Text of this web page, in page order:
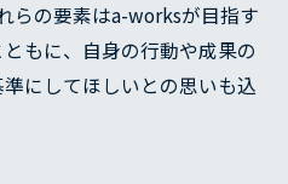
らの要素はa-worksが目指す
もに、自身の行動や成果の
にしてほしいとの思いも込